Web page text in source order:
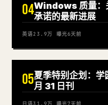
04Windows 质量：
承诺的最新进展
英语23.9万 曝光6天前
05夏季特别企划：
月 31 日刊